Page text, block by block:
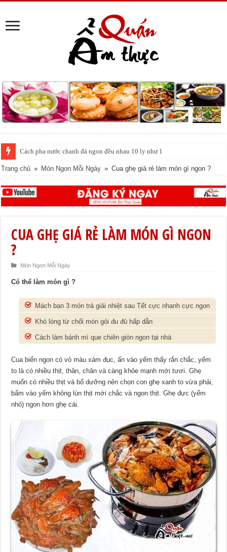
Cách pha nước chanh đá ngon đều nhau 10 ly như 1
Trang chủ » Món Ngon Mỗi Ngày » Cua ghẹ giá rẻ làm món gì ngon ?
CUA GHẸ GIÁ RẺ LÀM MÓN GÌ NGON
?
Món Ngon Mỗi Ngày
Có thể làm món gì ?
Mách bạn 3 món trà giải nhiệt sau Tết cực nhanh cực ngon
Khó lòng từ chối món gỏi đu đủ hấp dẫn
Cách làm bánh mì que chiên giòn ngon tại nhà
Cua biển ngon có vỏ màu xám đục, ấn vào yếm thấy rắn chắc, yếm
to là có nhiều thịt, thân, chân và càng khỏe mạnh mới tươi. Ghẹ
muốn có nhiều thịt và bổ dưỡng nên chọn con ghẹ xanh to vừa phải,
bấm vào yếm không lún thịt mới chắc và ngon thịt. Ghẹ đực (yếm
nhỏ) ngon hơn ghẹ cái.